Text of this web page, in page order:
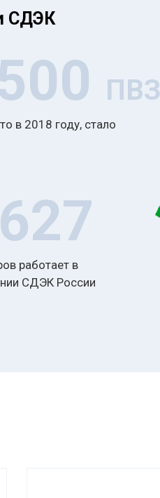
СДЭК
ПВЗ
в 2018 году, стало
работает в
СДЭК России